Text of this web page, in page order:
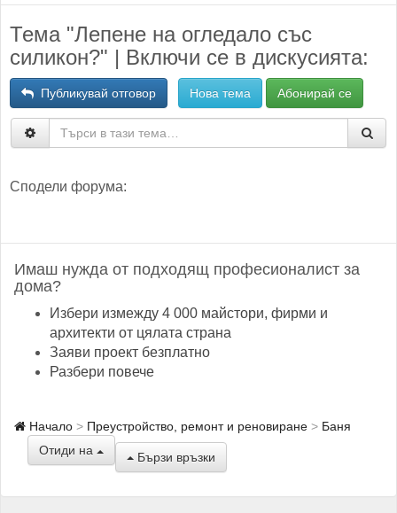
Тема "Лепене на огледало със
силикон?" | Включи се в дискусията:
Публикувай отговор Нова тема Абонирай се
Сподели форума:
Имаш нужда от подходящ професионалист за
дома?
Избери измежду 4 000 майстори, фирми и
архитекти от цялата страна
Заяви проект безплатно
Разбери повече
Начало Преустройство, ремонт и реновиране
Баня
Отиди на
Бързи връзки